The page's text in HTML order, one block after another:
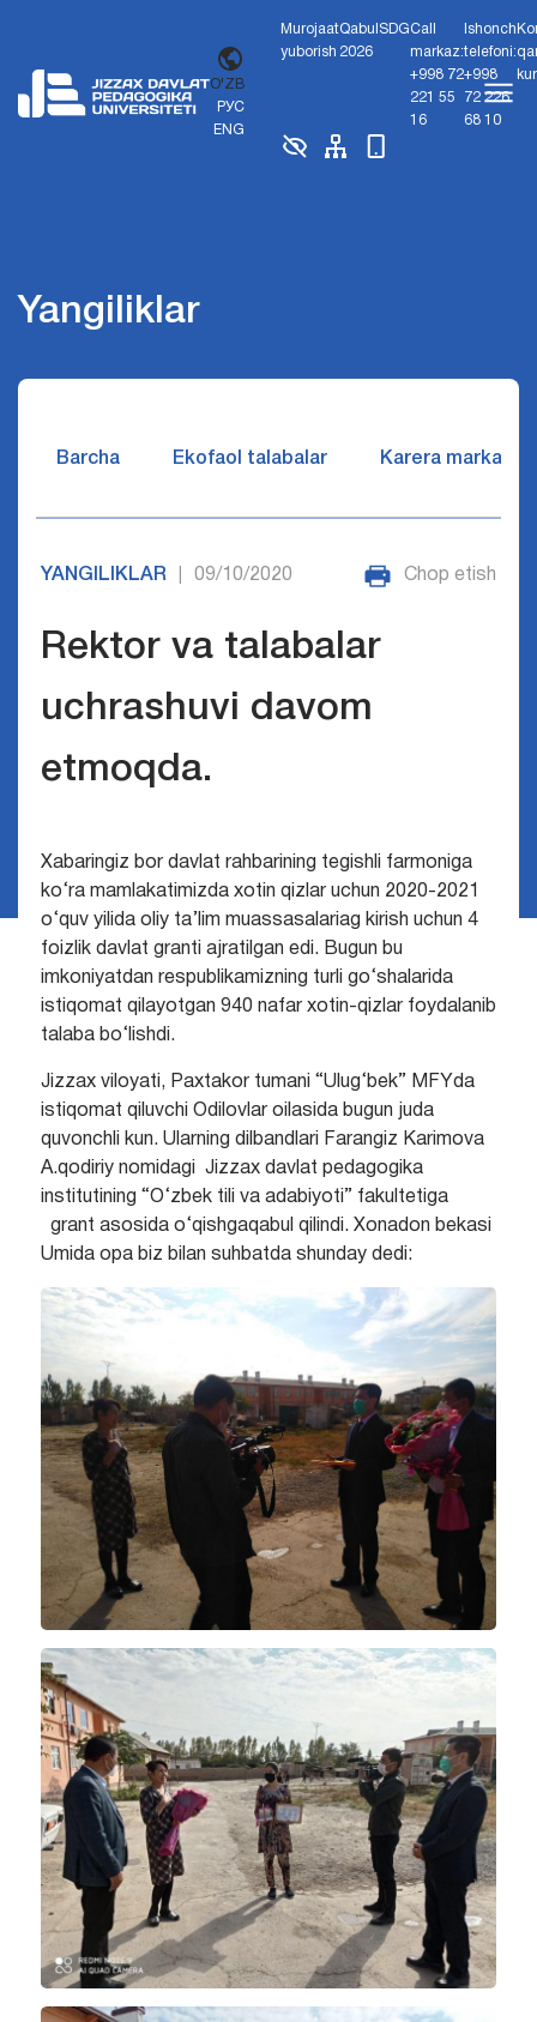
O'ZB
РУС
ENG
Murojaat
yuborish
Qabul
2026
SDGCall
markaz:
+998 72
221 55
16
Ishonch
telefoni:
+998
72 226
68 10
Yangiliklar
Barcha Ekofaol talabalar Karera markazi
YANGILIKLAR 09/10/2020 Chop etish
Rektor va talabalar
uchrashuvi davom
etmoqda.
Xabaringiz bor davlat rahbarining tegishli farmoniga
ko‘ra mamlakatimizda xotin qizlar uchun 2020-2021
o‘quv yilida oliy ta’lim muassasalariag kirish uchun 4
foizlik davlat granti ajratilgan edi. Bugun bu
imkoniyatdan respublikamizning turli go‘shalarida
istiqomat qilayotgan 940 nafar xotin-qizlar foydalanib
talaba bo‘lishdi.
Jizzax viloyati, Paxtakor tumani “Ulug‘bek” MFYda
istiqomat qiluvchi Odilovlar oilasida bugun juda
quvonchli kun. Ularning dilbandlari Farangiz Karimova
A.qodiriy nomidagi Jizzax davlat pedagogika
institutining “O‘zbek tili va adabiyoti” fakultetiga
grant asosida o‘qishgaqabul qilindi. Xonadon bekasi
Umida opa biz bilan suhbatda shunday dedi: